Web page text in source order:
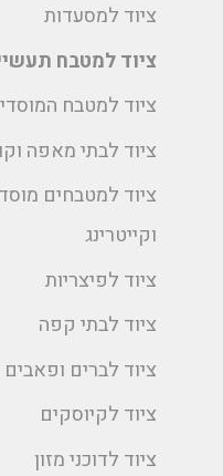
ציוד למסעדות
ציוד למטבח
ציוד למטבח המוסדי
ציוד לבתי מאפה
ציוד למטבחים
וקייטרינג
ציוד לפיצריות
ציוד לבתי קפה
ציוד לברים ופאבים
ציוד לקיוסקים
ציוד לדוכני מזון